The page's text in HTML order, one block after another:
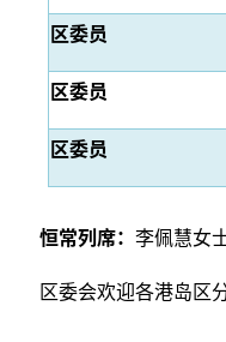
区委员
区委员
区委员
恒常列席： 李佩慧女
区委会欢迎各港岛区